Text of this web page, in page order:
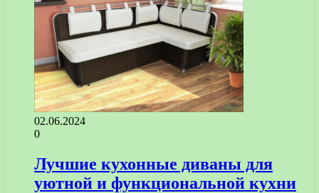
02.06.2024
0
Лучшие кухонные диваны для
уютной и функциональной кухни